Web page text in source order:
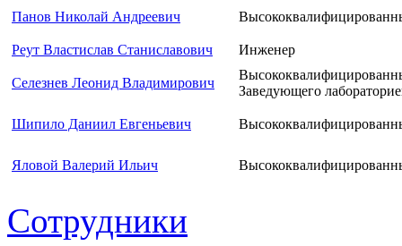
Панов Николай Андреевич
Реут Властислав Станиславович Инженер
Селезнев Леонид Владимирович
Заведующего
Шипило Даниил Евгеньевич
Яловой Валерий Ильич
Сотрудники